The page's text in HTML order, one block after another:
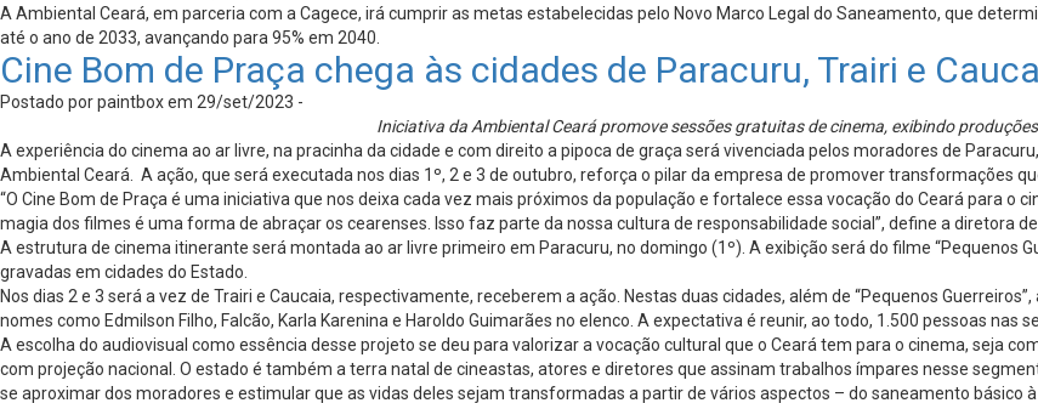
A Ambiental Ceará, em parceria com a Cagece, irá cumprir as metas estabelecidas pelo Novo Marco Legal do Saneamento, que
até o ano de 2033, avançando para 95% em 2040.
Cine Bom de Praça chega às cidades de Paracuru, Trairi e
Postado por paintbox em 29/set/2023 -
Iniciativa da Ambiental Ceará promove sessões gratuitas de cinema, exibindo
A experiência do cinema ao ar livre, na pracinha da cidade e com direito a pipoca de graça será vivenciada pelos moradores de
Ambiental Ceará. A ação, que será executada nos dias 1º, 2 e 3 de outubro, reforça o pilar da empresa de promover transformações
“O Cine Bom de Praça é uma iniciativa que nos deixa cada vez mais próximos da população e fortalece essa vocação do Ceará para o
magia dos filmes é uma forma de abraçar os cearenses. Isso faz parte da nossa cultura de responsabilidade social”, define a diretora
A estrutura de cinema itinerante será montada ao ar livre primeiro em Paracuru, no domingo (1º). A exibição será do filme “Pequenos
gravadas em cidades do Estado.
Nos dias 2 e 3 será a vez de Trairi e Caucaia, respectivamente, receberem a ação. Nestas duas cidades, além de “Pequenos
nomes como Edmilson Filho, Falcão, Karla Karenina e Haroldo Guimarães no elenco. A expectativa é reunir, ao todo, 1.500 pessoas nas
A escolha do audiovisual como essência desse projeto se deu para valorizar a vocação cultural que o Ceará tem para o cinema, seja
com projeção nacional. O estado é também a terra natal de cineastas, atores e diretores que assinam trabalhos ímpares nesse
se aproximar dos moradores e estimular que as vidas deles sejam transformadas a partir de vários aspectos – do saneamento básico à